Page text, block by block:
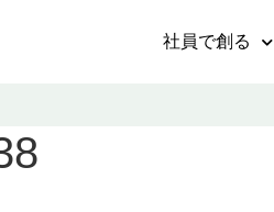
社員で創る